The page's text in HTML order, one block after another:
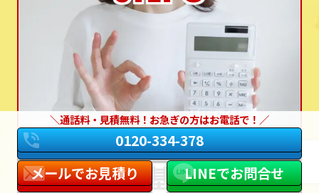
設置基準に
通話料・見積無料！お急ぎの方はお電話で！
0120-334-378
メールでお見積り
LINEでお問合せ